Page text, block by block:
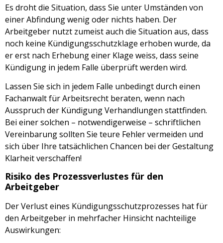
Es droht die Situation, dass Sie unter Umständen von
einer Abfindung wenig oder nichts haben. Der
Arbeitgeber nutzt zumeist auch die Situation aus, dass
noch keine Kündigungsschutzklage erhoben wurde, da
er erst nach Erhebung einer Klage weiss, dass seine
Kündigung in jedem Falle überprüft werden wird.
Lassen Sie sich in jedem Falle unbedingt durch einen
Fachanwalt für Arbeitsrecht beraten, wenn nach
Ausspruch der Kündigung Verhandlungen stattfinden.
Bei einer solchen – notwendigerweise – schriftlichen
Vereinbarung sollten Sie teure Fehler vermeiden und
sich über Ihre tatsächlichen Chancen bei der Gestaltung
Klarheit verschaffen!
Risiko des Prozessverlustes für den
Arbeitgeber
Der Verlust eines Kündigungsschutzprozesses hat für
den Arbeitgeber in mehrfacher Hinsicht nachteilige
Auswirkungen: